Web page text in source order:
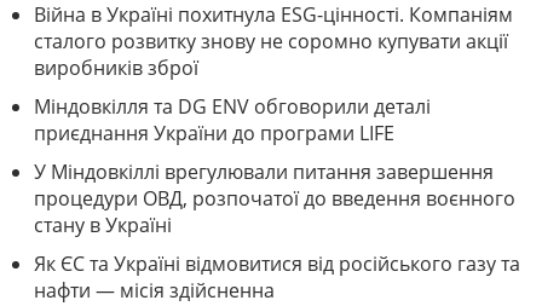
Війна в Україні похитнула ESG-цінності. Компаніям
сталого розвитку знову не соромно купувати акції
виробників зброї
Міндовкілля та DG ENV обговорили деталі
приєднання України до програми LIFE
У Міндовкіллі врегулювали питання завершення
процедури ОВД, розпочатої до введення воєнного
стану в Україні
Як ЄС та Україні відмовитися від російського газу та
нафти — місія здійсненна